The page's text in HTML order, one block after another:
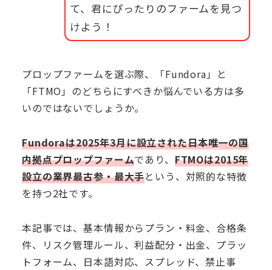
て、君にぴったりのファームを見つ
けよう！
プロップファームを選ぶ際、「Fundora」と
「FTMO」のどちらにすべきか悩んでいる方は多
いのではないでしょうか。
Fundoraは2025年3月に設立された日本唯一の国
内拠点プロップファームであり、 FTMOは2015年
設立の業界最古参・最大手という、対照的な特徴
を持つ2社です。
本記事では、基本情報からプラン・料金、合格条
件、リスク管理ルール、利益配分・出金、プラッ
トフォーム、日本語対応、スプレッド、禁止事